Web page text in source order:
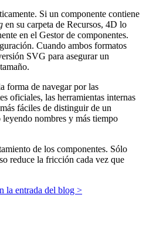
Si un componente contiene
en su carpeta de Recursos, 4D lo
en el Gestor de componentes.
Cuando ambos formatos
SVG para asegurar un
forma de navegar por las
oficiales, las herramientas internas
fáciles de distinguir de un
nombres y más tiempo
de los componentes. Sólo
reduce la fricción cada vez que
la entrada del blog >